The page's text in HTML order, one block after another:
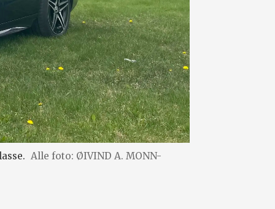
Alle foto: ØIVIND A. MONN-